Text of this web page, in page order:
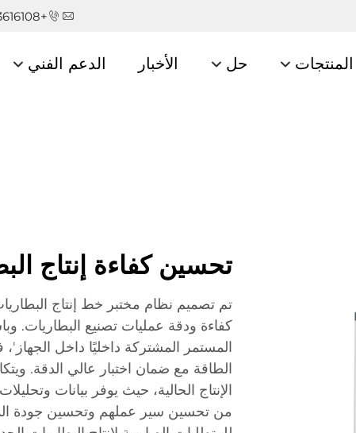
+86-0756-3616108
المنتجات حل الأخبار الدعم الفني
تحسين كفاءة إنتاج
تم تصميم نظام مختبر خط إنتاج
كفاءة ودقة عمليات تصنيع البطاريات.
المستمر المشتركة داخليًا داخل
الطاقة مع ضمان اختبار عالي الدقة.
الإنتاج الحالية، حيث يوفر بيانات
من تحسين سير عملهم وتحسين جودة